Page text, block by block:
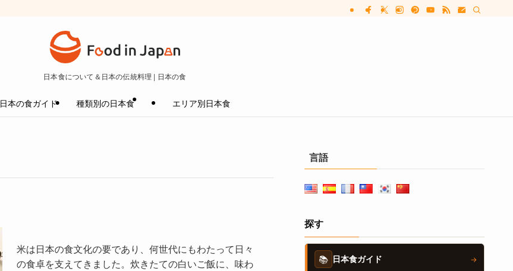
日本食について＆日本の伝統料理 | 日本の食
日本の食ガイド 種類別の日本食 エリア別日本食
米は日本の食文化の要であり、何世代にもわたって日々
の食卓を支えてきました。炊きたての白いご飯に、味わ
言語
探す
📚 日本食ガイド →